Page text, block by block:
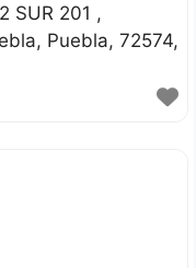
SUR 201 ,
Puebla 72574